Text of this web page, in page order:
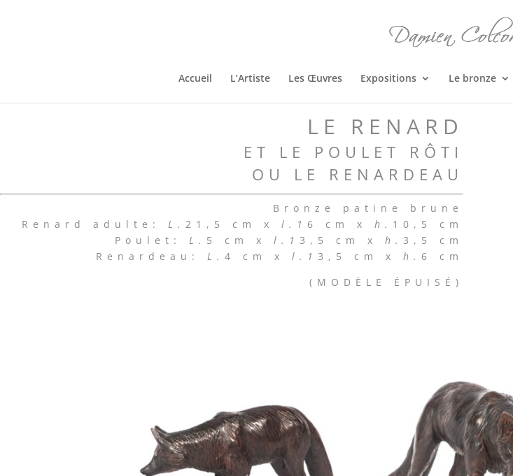
Accueil L’Artiste Les Œuvres Expositions Le bronze
LE RENARD
ET LE POULET RÔTI
OU LE RENARDEAU
Bronze patine brune
Renard adulte: L. 21,5 cm x l.1 6 cm x h. 10,5 cm
Poulet: L. 5 cm x l.1 3,5 cm x h. 3,5 cm
Renardeau: L. 4 cm x l.1 3,5 cm x h. 6 cm
( MODÈLE ÉPUISÉ )